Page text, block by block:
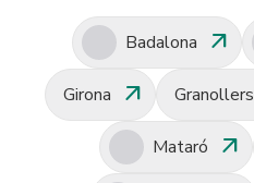
Badalona arrow_outward
Girona arrow_outward Granollers
Mataró arrow_outward